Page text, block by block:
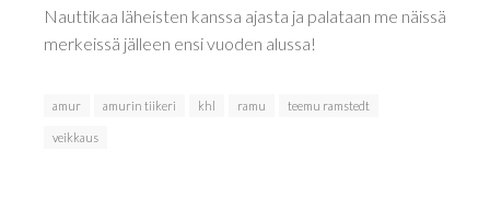
Nauttikaa läheisten kanssa ajasta ja palataan me näissä
merkeissä jälleen ensi vuoden alussa!
amur amurin tiikeri khl ramu teemu ramstedt
veikkaus